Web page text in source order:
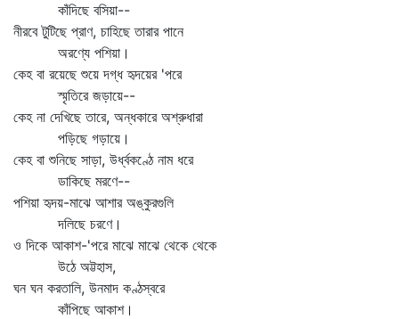
কাঁদিছে বসিয়া--
নীরবে টুটিছে প্রাণ, চাহিছে তারার পানে
অরণ্যে পশিয়া।
কেহ বা রয়েছে শুয়ে দগ্ধ হৃদয়ের 'পরে
স্মৃতিরে জড়ায়ে--
কেহ না দেখিছে তারে, অন্ধকারে অশ্রুধারা
পড়িছে গড়ায়ে।
কেহ বা শুনিছে সাড়া, উর্ধ্বকণ্ঠে নাম ধরে
ডাকিছে মরণে--
পশিয়া হৃদয়-মাঝে আশার অঙ্কুরগুলি
দলিছে চরণে।
ও দিকে আকাশ-'পরে মাঝে মাঝে থেকে থেকে
উঠে অট্টহাস,
ঘন ঘন করতালি, উনমাদ কণ্ঠস্বরে
কাঁপিছে আকাশ।